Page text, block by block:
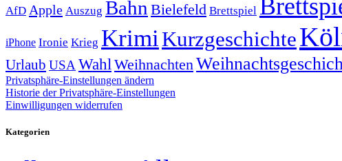
AfD Apple Auszug Bahn Bielefeld Brettspiel
iPhone Ironie Krieg KrimiKurzgeschichte
Urlaub USA Wahl Weihnachten
Privatsphäre-Einstellungen ändern
Historie der Privatsphäre-Einstellungen
Einwilligungen widerrufen
Kategorien